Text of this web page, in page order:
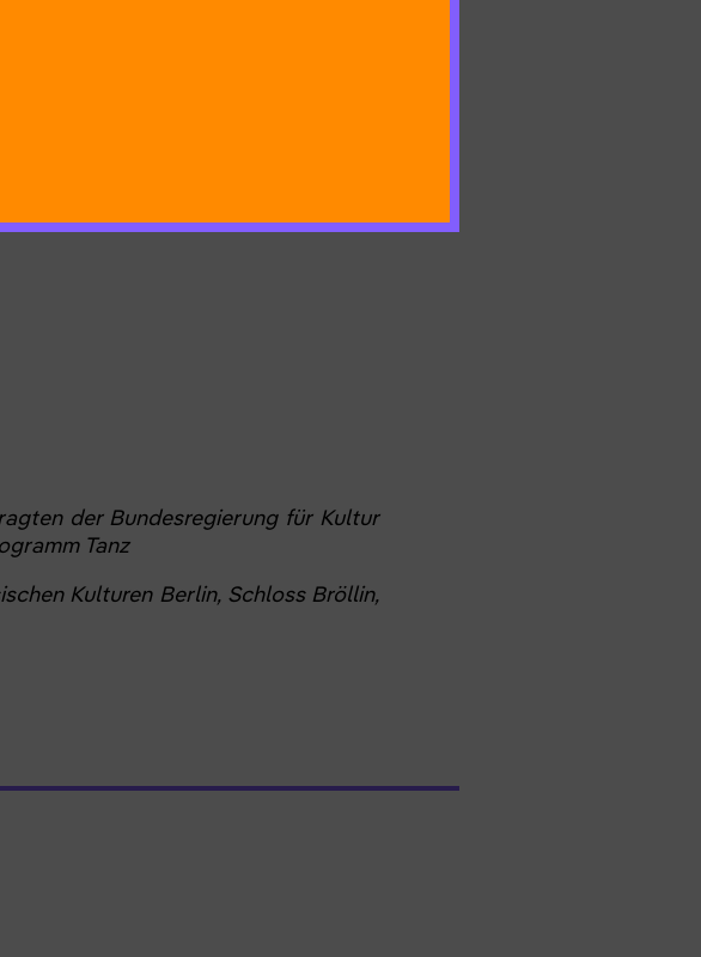
der Bundesregierung für Kultur
Tanz
Kulturen Berlin, Schloss Bröllin,